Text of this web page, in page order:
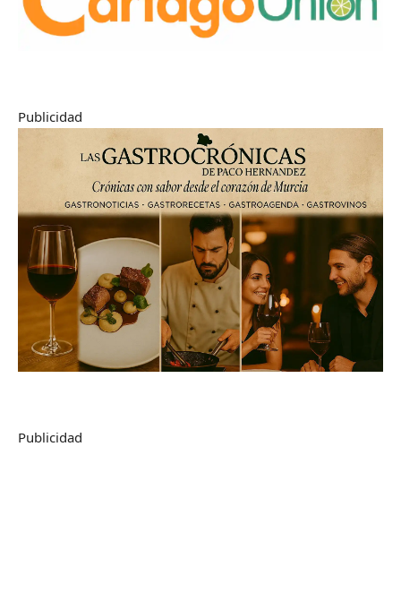
Publicidad
Publicidad